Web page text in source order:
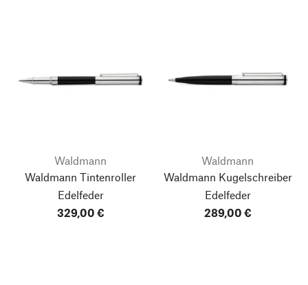
Waldmann
Waldmann Tintenroller
Edelfeder
329,00 €
Waldmann
Waldmann Kugelschreiber
Edelfeder
289,00 €